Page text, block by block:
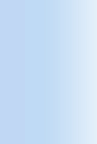
Một số câu hỏi phỏng